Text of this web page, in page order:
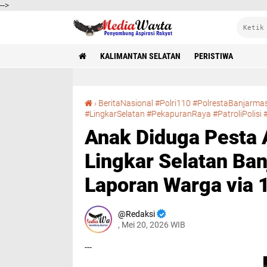
-->
KALIMANTAN SELATAN PERISTIWA
› BeritaNasional #Polri110
#LingkarSelatan #PekapuranRaya #PatroliPolisi
Anak Diduga Pesta
Lingkar Selatan
Laporan Warga via
Redaksi
, Mei 20, 2026 WIB
---